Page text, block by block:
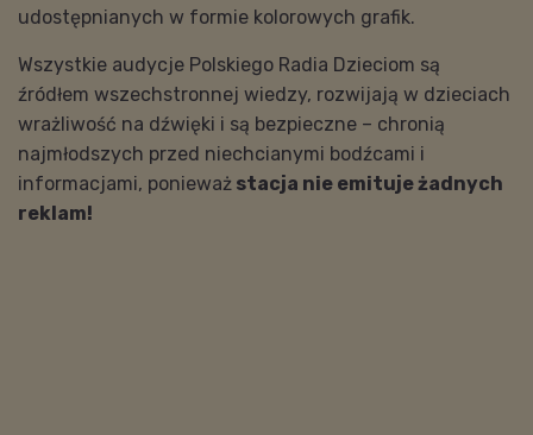
udostępnianych w formie kolorowych grafik.
Wszystkie audycje Polskiego Radia Dzieciom są
źródłem wszechstronnej wiedzy, rozwijają w dzieciach
wrażliwość na dźwięki i są bezpieczne – chronią
najmłodszych przed niechcianymi bodźcami i
informacjami, ponieważ stacja nie emituje żadnych
reklam!